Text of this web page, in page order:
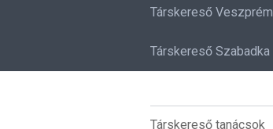
Társkereső Veszprém
Társkereső Szabadka
Társkereső tanácsok